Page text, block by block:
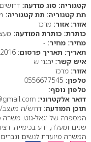
סוג מודעה: דרושים
תת קטגוריה:
אזור: מרכז
כותרת המודעה:
מחיר: -
תאריך פרסום:
איש קשר: יבגני ש
אזור: מרכז
טלפון:
טלפון נוסף:
דואר אלקטרוני:
תוכן המודעה: דרוש/ה
המספרה של יגאל-גוט. משרה
שנים ומעלה, ידע בכימייה.
המשרה מיועדת לנשים